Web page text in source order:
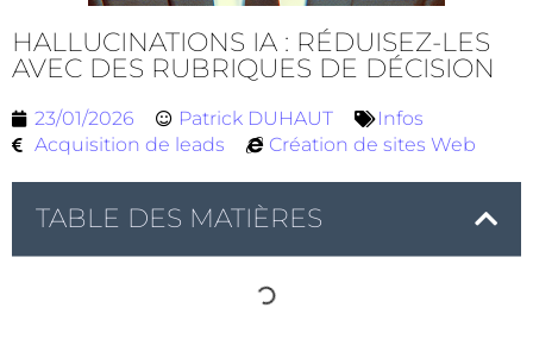
HALLUCINATIONS IA : RÉDUISEZ-LES
AVEC DES RUBRIQUES DE DÉCISION
23/01/2026 Patrick DUHAUT
Infos
Acquisition de leads
Création de sites Web
TABLE DES MATIÈRES